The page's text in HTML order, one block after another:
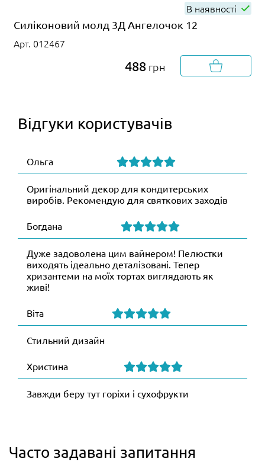
В наявності
Силіконовий молд 3Д Ангелочок 12
Арт. 012467
488 грн
Відгуки користувачів
Ольга
Оригінальний декор для кондитерських
виробів. Рекомендую для святкових заходів
Богдана
Дуже задоволена цим вайнером! Пелюстки
виходять ідеально деталізовані. Тепер
хризантеми на моїх тортах виглядають як
живі!
Віта
Стильний дизайн
Христина
Завжди беру тут горіхи і сухофрукти
Часто задавані запитання